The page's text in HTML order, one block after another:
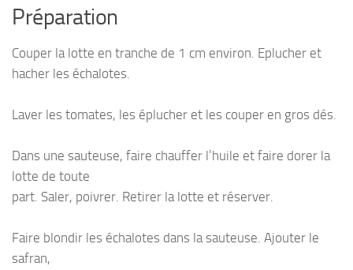
Préparation
Couper la lotte en tranche de 1 cm environ. Eplucher et
hacher les échalotes.
Laver les tomates, les éplucher et les couper en gros dés.
Dans une sauteuse, faire chauffer l’huile et faire dorer la
lotte de toute
part. Saler, poivrer. Retirer la lotte et réserver.
Faire blondir les échalotes dans la sauteuse. Ajouter le
safran,